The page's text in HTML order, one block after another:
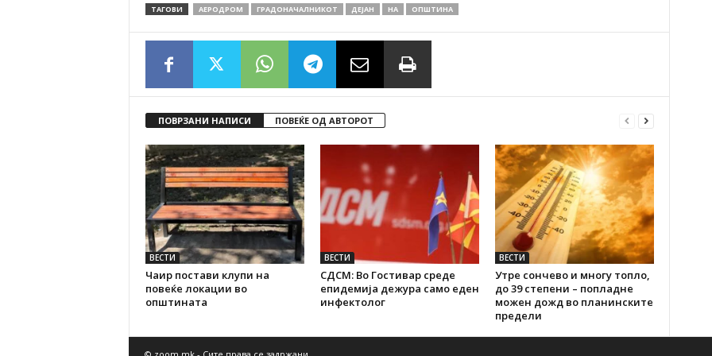
ТАГОВИ АЕРОДРОМ ГРАДОНАЧАЛНИКОТ ДЕЈАН НА ОПШТИНА
ПОВРЗАНИ НАПИСИ ПОВЕЌЕ ОД АВТОРОТ
ВЕСТИ
Чаир постави клупи на
повеќе локации во
општината
ВЕСТИ
СДСМ: Во Гостивар среде
епидемија дежура само еден
инфектолог
ВЕСТИ
Утре сончево и многу топло,
до 39 степени – попладне
можен дожд во планинските
предели